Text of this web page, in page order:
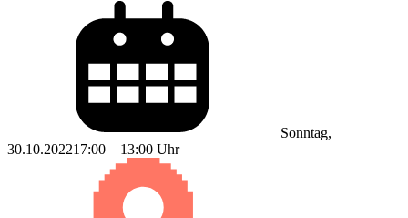
Sonntag,
30.10.202217:00 – 13:00 Uhr